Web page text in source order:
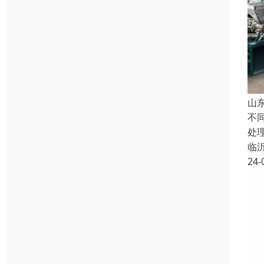
山
不
处
临
24-